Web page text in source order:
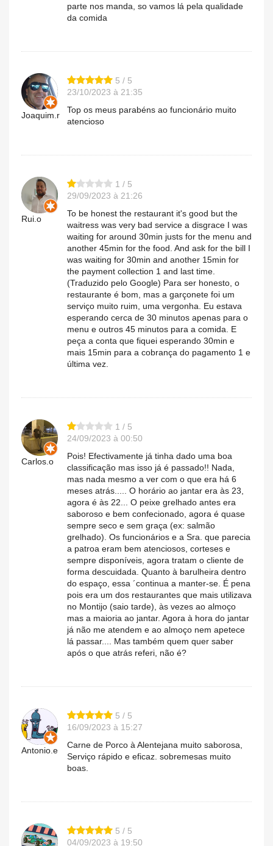
parte nos manda, so vamos lá pela qualidade
da comida
Joaquim.r
5 / 5
23/10/2023 à 21:35
Top os meus parabéns ao funcionário muito
atencioso
Rui.o
1 / 5
29/09/2023 à 21:26
To be honest the restaurant it's good but the
waitress was very bad service a disgrace I was
waiting for around 30min justs for the menu and
another 45min for the food. And ask for the bill I
was waiting for 30min and another 15min for
the payment collection 1 and last time.
(Traduzido pelo Google) Para ser honesto, o
restaurante é bom, mas a garçonete foi um
serviço muito ruim, uma vergonha. Eu estava
esperando cerca de 30 minutos apenas para o
menu e outros 45 minutos para a comida. E
peça a conta que fiquei esperando 30min e
mais 15min para a cobrança do pagamento 1 e
última vez.
Carlos.o
1 / 5
24/09/2023 à 00:50
Pois! Efectivamente já tinha dado uma boa
classificação mas isso já é passado!! Nada,
mas nada mesmo a ver com o que era há 6
meses atrás..... O horário ao jantar era às 23,
agora é às 22... O peixe grelhado antes era
saboroso e bem confecionado, agora é quase
sempre seco e sem graça (ex: salmão
grelhado). Os funcionários e a Sra. que parecia
a patroa eram bem atenciosos, corteses e
sempre disponíveis, agora tratam o cliente de
forma descuidada. Quanto à barulheira dentro
do espaço, essa ´continua a manter-se. É pena
pois era um dos restaurantes que mais utilizava
no Montijo (saio tarde), às vezes ao almoço
mas a maioria ao jantar. Agora à hora do jantar
já não me atendem e ao almoço nem apetece
lá passar.... Mas também quem quer saber
após o que atrás referi, não é?
Antonio.e
5 / 5
16/09/2023 à 15:27
Carne de Porco à Alentejana muito saborosa,
Serviço rápido e eficaz. sobremesas muito
boas.
5 / 5
04/09/2023 à 19:50